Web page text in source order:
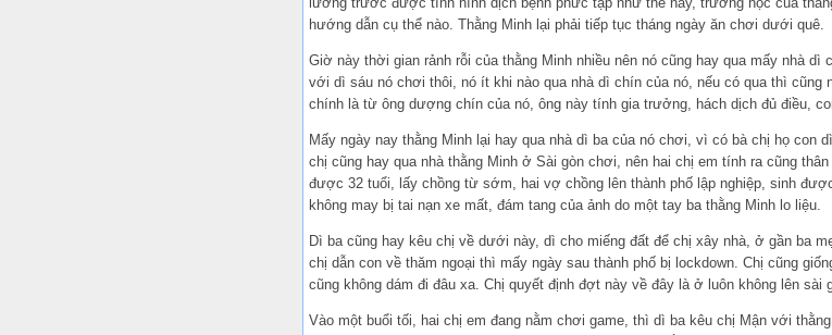
hướng dẫn cụ thể nào. Thằng Minh lại phải tiếp tục tháng ngày ăn chơi dưới quê.
Giờ này thời gian rảnh rỗi của thằng Minh nhiều nên nó cũng hay qua mấy nhà
với dì sáu nó chơi thôi, nó ít khi nào qua nhà dì chín của nó, nếu có qua thì
chính là từ ông dượng chín của nó, ông này tính gia trưởng, hách dịch đủ điều,
Mấy ngày nay thằng Minh lại hay qua nhà dì ba của nó chơi, vì có bà chị họ con
chị cũng hay qua nhà thằng Minh ở Sài gòn chơi, nên hai chị em tính ra cũng
được 32 tuổi, lấy chồng từ sớm, hai vợ chồng lên thành phố lập nghiệp, sinh
không may bị tai nạn xe mất, đám tang của ảnh do một tay ba thằng Minh lo liệu.
Dì ba cũng hay kêu chị về dưới này, dì cho miếng đất để chị xây nhà, ở gần ba
chị dẫn con về thăm ngoại thì mấy ngày sau thành phố bị lockdown. Chị cũng
cũng không dám đi đâu xa. Chị quyết định đợt này về đây là ở luôn không lên sài
Vào một buổi tối, hai chị em đang nằm chơi game, thì dì ba kêu chị Mận với